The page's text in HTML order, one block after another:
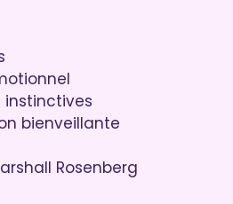
instinctives
bienveillante
Rosenberg